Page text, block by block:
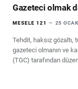
Gazeteci olmak
MESELE 121 25
Tehdit, haksız gözaltı,
gazeteci olmanın ve
(TGC) tarafından